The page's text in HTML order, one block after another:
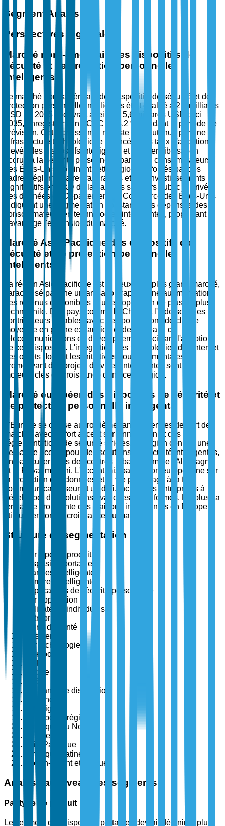
Segment Analysis
Perspectives régionales
Marché nord-américain des dispositifs de
sécurité et de protection personnelle
intelligents
Le marché nord-américain des dispositifs de sécurité et de
protection personnelle intelligents était évalué à 2,5 milliards
USD en 2025 et devrait atteindre 5,6 milliards USD d'ici
2035, enregistrant un TCAC de 8,2 % pendant la période de
prévision. Cette croissance robuste est soutenue par une
infrastructure technologique avancée, des taux d'adoption
élevés des dispositifs intelligents et une sensibilisation
accrue à la sécurité personnelle parmi les consommateurs.
Les États-Unis dominent cette région, renforcés par des
cadres réglementaires favorables et des investissements
significatifs en R&D de la part des secteurs public et privé.
Les données du Département du Commerce des États-Unis
indiquent une augmentation constante des dépenses des
consommateurs en technologies intelligentes, propulsant
davantage l'expansion du marché.
Marché Asie-Pacifique des dispositifs de
sécurité et de protection personnelle
intelligents
La région Asie-Pacifique est le deuxième plus grand marché,
caractérisé par une urbanisation rapide, une augmentation
des revenus disponibles et une population de plus en plus
technophile. Des pays comme la Chine et l'Inde sont des
contributeurs notables, avec des populations de classe
moyenne en pleine expansion et des réseaux de
télécommunications en développement facilitant l'adoption
de ces dispositifs. L'intégration des technologies de l'Internet
des objets (IoT) et les initiatives gouvernementales
promouvant des projets de villes intelligentes sont des
moteurs clés de croissance dans cette région.
Marché européen des dispositifs de sécurité et
de protection personnelle intelligents
L'Europe se classe au troisième rang en termes de part de
marché, avec un fort accent sur l'innovation et des
réglementations de sécurité strictes. La région connaît une
demande accrue pour des solutions de sécurité intelligentes,
en particulier dans des centres urbains comme l'Allemagne
et le Royaume-Uni. L'accent mis par l'Union européenne sur
la protection des données et la vie privée agit à la fois
comme un catalyseur et un défi, incitant les entreprises à
développer des solutions avancées et conformes. De plus, la
tendance croissante des maisons intelligentes en Europe
stimule encore la croissance du marché.
Structure de segmentation
Par type de produit
Dispositifs portables
Alarmes intelligentes
Serrures intelligentes
Applications de sécurité personnelle
Par application
Utilisateurs individuels
Entreprises
Soins de santé
Résidentiel
Par technologie
Bluetooth
Wi-Fi
Zigbee
GPS
Par canal de distribution
En ligne
Hors ligne
Par type de région
Amérique du Nord
Europe
Asie-Pacifique
Amérique Latine
Moyen-Orient et Afrique
Analyse au niveau des segments
Par type de produit
Le segment des dispositifs portables devrait détenir la plus